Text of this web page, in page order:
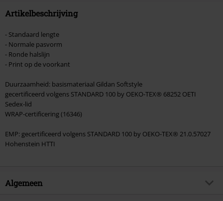
Artikelbeschrijving
- Standaard lengte
- Normale pasvorm
- Ronde halslijn
- Print op de voorkant
Duurzaamheid: basismateriaal Gildan Softstyle
gecertificeerd volgens STANDARD 100 by OEKO-TEX® 68252 OETI
Sedex-lid
WRAP-certificering (16346)
EMP: gecertificeerd volgens STANDARD 100 by OEKO-TEX® 21.0.57027
Hohenstein HTTI
Algemeen